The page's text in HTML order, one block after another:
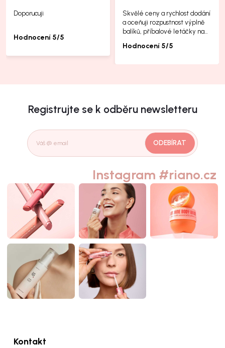
Doporucuji
Hodnocení 5/5
Skvělé ceny a rychlost dodání
a oceňuji rozpustnost výplně
balíků, příbalové letáčky na
Hodnocení 5/5
Registrujte se k odběru newsletteru
ODEBÍRAT
Instagram #riano.cz
Kontakt